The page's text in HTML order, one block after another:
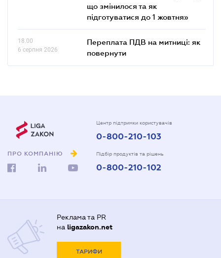
що змінилося та як
підготуватися до 1 жовтня»
18.00
6 серпня 2026
Переплата ПДВ на митниці: як
повернути
ПРО КОМПАНІЮ
Центр підтримки користувачів
0-800-210-103
Підбір продуктів та рішень
0-800-210-102
Реклама та PR
на ligazakon.net
ТАРИФИ